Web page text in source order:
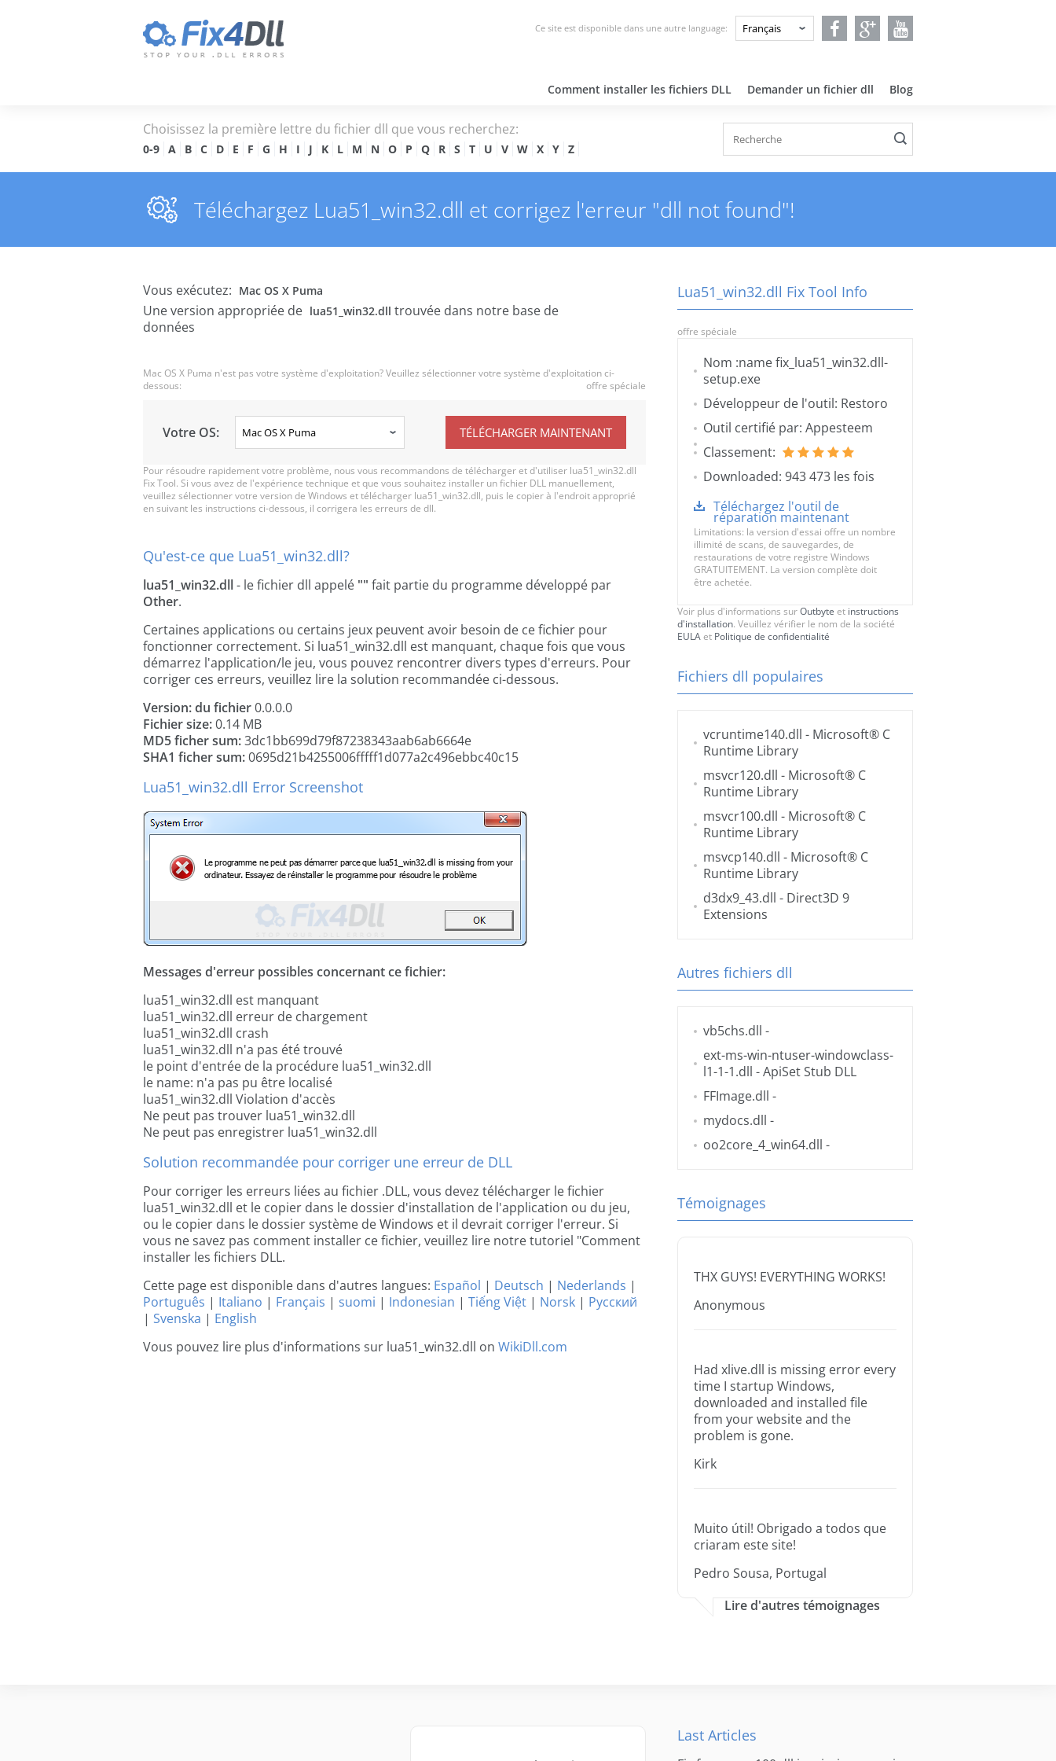
Ce site est disponible dans une autre language:
Comment installer les fichiers DLL Demander un fichier dll Blog
Choisissez la première lettre du fichier dll que vous recherchez:
0-9 A B C D E F G H I J K L M N O P Q R S T U V W X Y Z
Téléchargez Lua51_win32.dll et corrigez l'erreur "dll not found"!
Vous exécutez: Mac OS X Puma
Une version appropriée de lua51_win32.dll trouvée dans notre base de
données
Mac OS X Puma n'est pas votre système d'exploitation? Veuillez sélectionner votre système d'exploitation ci-
dessous:
offre spéciale
Votre OS: TÉLÉCHARGER MAINTENANT
Pour résoudre rapidement votre problème, nous vous recommandons de télécharger et d'utiliser lua51_win32.dll
Fix Tool. Si vous avez de l'expérience technique et que vous souhaitez installer un fichier DLL manuellement,
veuillez sélectionner votre version de Windows et télécharger lua51_win32.dll, puis le copier à l'endroit approprié
en suivant les instructions ci-dessous, il corrigera les erreurs de dll.
Qu'est-ce que Lua51_win32.dll?
lua51_win32.dll- le fichier dll appelé "" fait partie du programme développé par
Other.
Certaines applications ou certains jeux peuvent avoir besoin de ce fichier pour
fonctionner correctement. Si lua51_win32.dll est manquant, chaque fois que vous
démarrez l'application/le jeu, vous pouvez rencontrer divers types d'erreurs. Pour
corriger ces erreurs, veuillez lire la solution recommandée ci-dessous.
Version: du fichier0.0.0.0
Fichier size:0.14 MB
MD5 ficher sum:3dc1bb699d79f87238343aab6ab6664e
SHA1 ficher sum:0695d21b4255006fffff1d077a2c496ebbc40c15
Lua51_win32.dll Error Screenshot
Messages d'erreur possibles concernant ce fichier:
lua51_win32.dll est manquant
lua51_win32.dll erreur de chargement
lua51_win32.dll crash
lua51_win32.dll n'a pas été trouvé
le point d'entrée de la procédure lua51_win32.dll
le name: n'a pas pu être localisé
lua51_win32.dll Violation d'accès
Ne peut pas trouver lua51_win32.dll
Ne peut pas enregistrer lua51_win32.dll
Solution recommandée pour corriger une erreur de DLL
Pour corriger les erreurs liées au fichier .DLL, vous devez télécharger le fichier
lua51_win32.dll et le copier dans le dossier d'installation de l'application ou du jeu,
ou le copier dans le dossier système de Windows et il devrait corriger l'erreur. Si
vous ne savez pas comment installer ce fichier, veuillez lire notre tutoriel "Comment
installer les fichiers DLL.
Cette page est disponible dans d'autres langues: Español | Deutsch | Nederlands |
Português | Italiano | Français | suomi | Indonesian | Tiếng Việt | Norsk | Русский
| Svenska | English
Vous pouvez lire plus d'informations sur lua51_win32.dll on WikiDll.com
Lua51_win32.dll Fix Tool Info
offre spéciale
Nom :name fix_lua51_win32.dll-
setup.exe
Développeur de l'outil: Restoro
Outil certifié par: Appesteem
Classement:
Downloaded: 943 473 les fois
Téléchargez l'outil de
réparation maintenant
Limitations: la version d'essai offre un nombre
illimité de scans, de sauvegardes, de
restaurations de votre registre Windows
GRATUITEMENT. La version complète doit
être achetée.
Voir plus d'informations surOutbyte et instructions
d'installation. Veuillez vérifier le nom de la société
EULAet Politique de confidentialité
Fichiers dll populaires
vcruntime140.dll - Microsoft® C
Runtime Library
msvcr120.dll - Microsoft® C
Runtime Library
msvcr100.dll - Microsoft® C
Runtime Library
msvcp140.dll - Microsoft® C
Runtime Library
d3dx9_43.dll - Direct3D 9
Extensions
Autres fichiers dll
vb5chs.dll -
ext-ms-win-ntuser-windowclass-
l1-1-1.dll - ApiSet Stub DLL
FFImage.dll -
mydocs.dll -
oo2core_4_win64.dll -
Témoignages
THX GUYS! EVERYTHING WORKS!
Anonymous
Had xlive.dll is missing error every
time I startup Windows,
downloaded and installed file
from your website and the
problem is gone.
Kirk
Muito útil! Obrigado a todos que
criaram este site!
Pedro Sousa, Portugal
Lire d'autres témoignages
Last Articles